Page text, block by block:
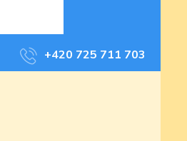
+420 725 711 703